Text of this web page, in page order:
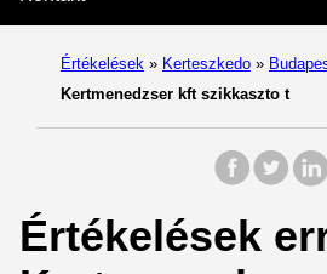
Értékelések » Kerteszkedo »
Kertmenedzser kft szikkaszto t
Értékelések